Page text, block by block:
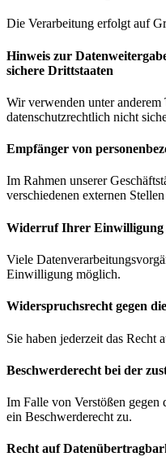
Die Verarbeitung erfolgt auf
Hinweis zur
sichere Drittstaaten
Wir verwenden unter
datenschutzrechtlich nicht
Empfänger von
Im Rahmen unserer
verschiedenen externen
Widerruf Ihrer Einwilligung
Viele
Einwilligung möglich.
Widerspruchsrecht gegen
Sie haben jederzeit das Recht
Beschwerde­recht bei der
Im Falle von Verstößen
ein Beschwerderecht zu.
Recht auf